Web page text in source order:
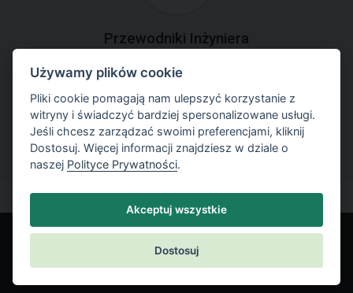
Przewodniki Inżyniera
Zapoznaj się z przykładami rozwiązań zadań
geotechnicznych z zastosowaniem programów GEO5.
Używamy plików cookie
Pliki cookie pomagają nam ulepszyć korzystanie z
witryny i świadczyć bardziej spersonalizowane usługi.
Jeśli chcesz zarządzać swoimi preferencjami, kliknij
Dostosuj. Więcej informacji znajdziesz w dziale o
naszej Polityce Prywatności.
Akceptuj wszystkie
Dostosuj